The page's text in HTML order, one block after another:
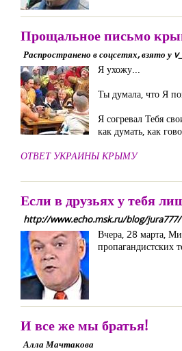
Прощальное письмо
Распространено в соцсетях, взято у
Я ухожу...
Ты думала, что Я
Я согревал Тебя
как думать, как
ОТВЕТ УКРАИНЫ КРЫМУ
Если в друзьях у тебя
http://www.echo.msk.ru/blog/jura777/
Вчера, 28 марта,
пропагандистских
И все же мы братья!
Алла Мачтакова